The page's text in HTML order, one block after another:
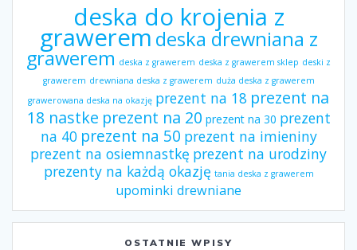
deska do krojenia z
grawerem deska drewniana z
grawerem deska z grawerem deska z grawerem sklep deski z
grawerem drewniana deska z grawerem duża deska z grawerem
grawerowana deska na okazję prezent na 18 prezent na
18 nastke prezent na 20 prezent na 30 prezent
na 40 prezent na 50 prezent na imieniny
prezent na osiemnastkę prezent na urodziny
prezenty na każdą okazję tania deska z grawerem
upominki drewniane
OSTATNIE WPISY